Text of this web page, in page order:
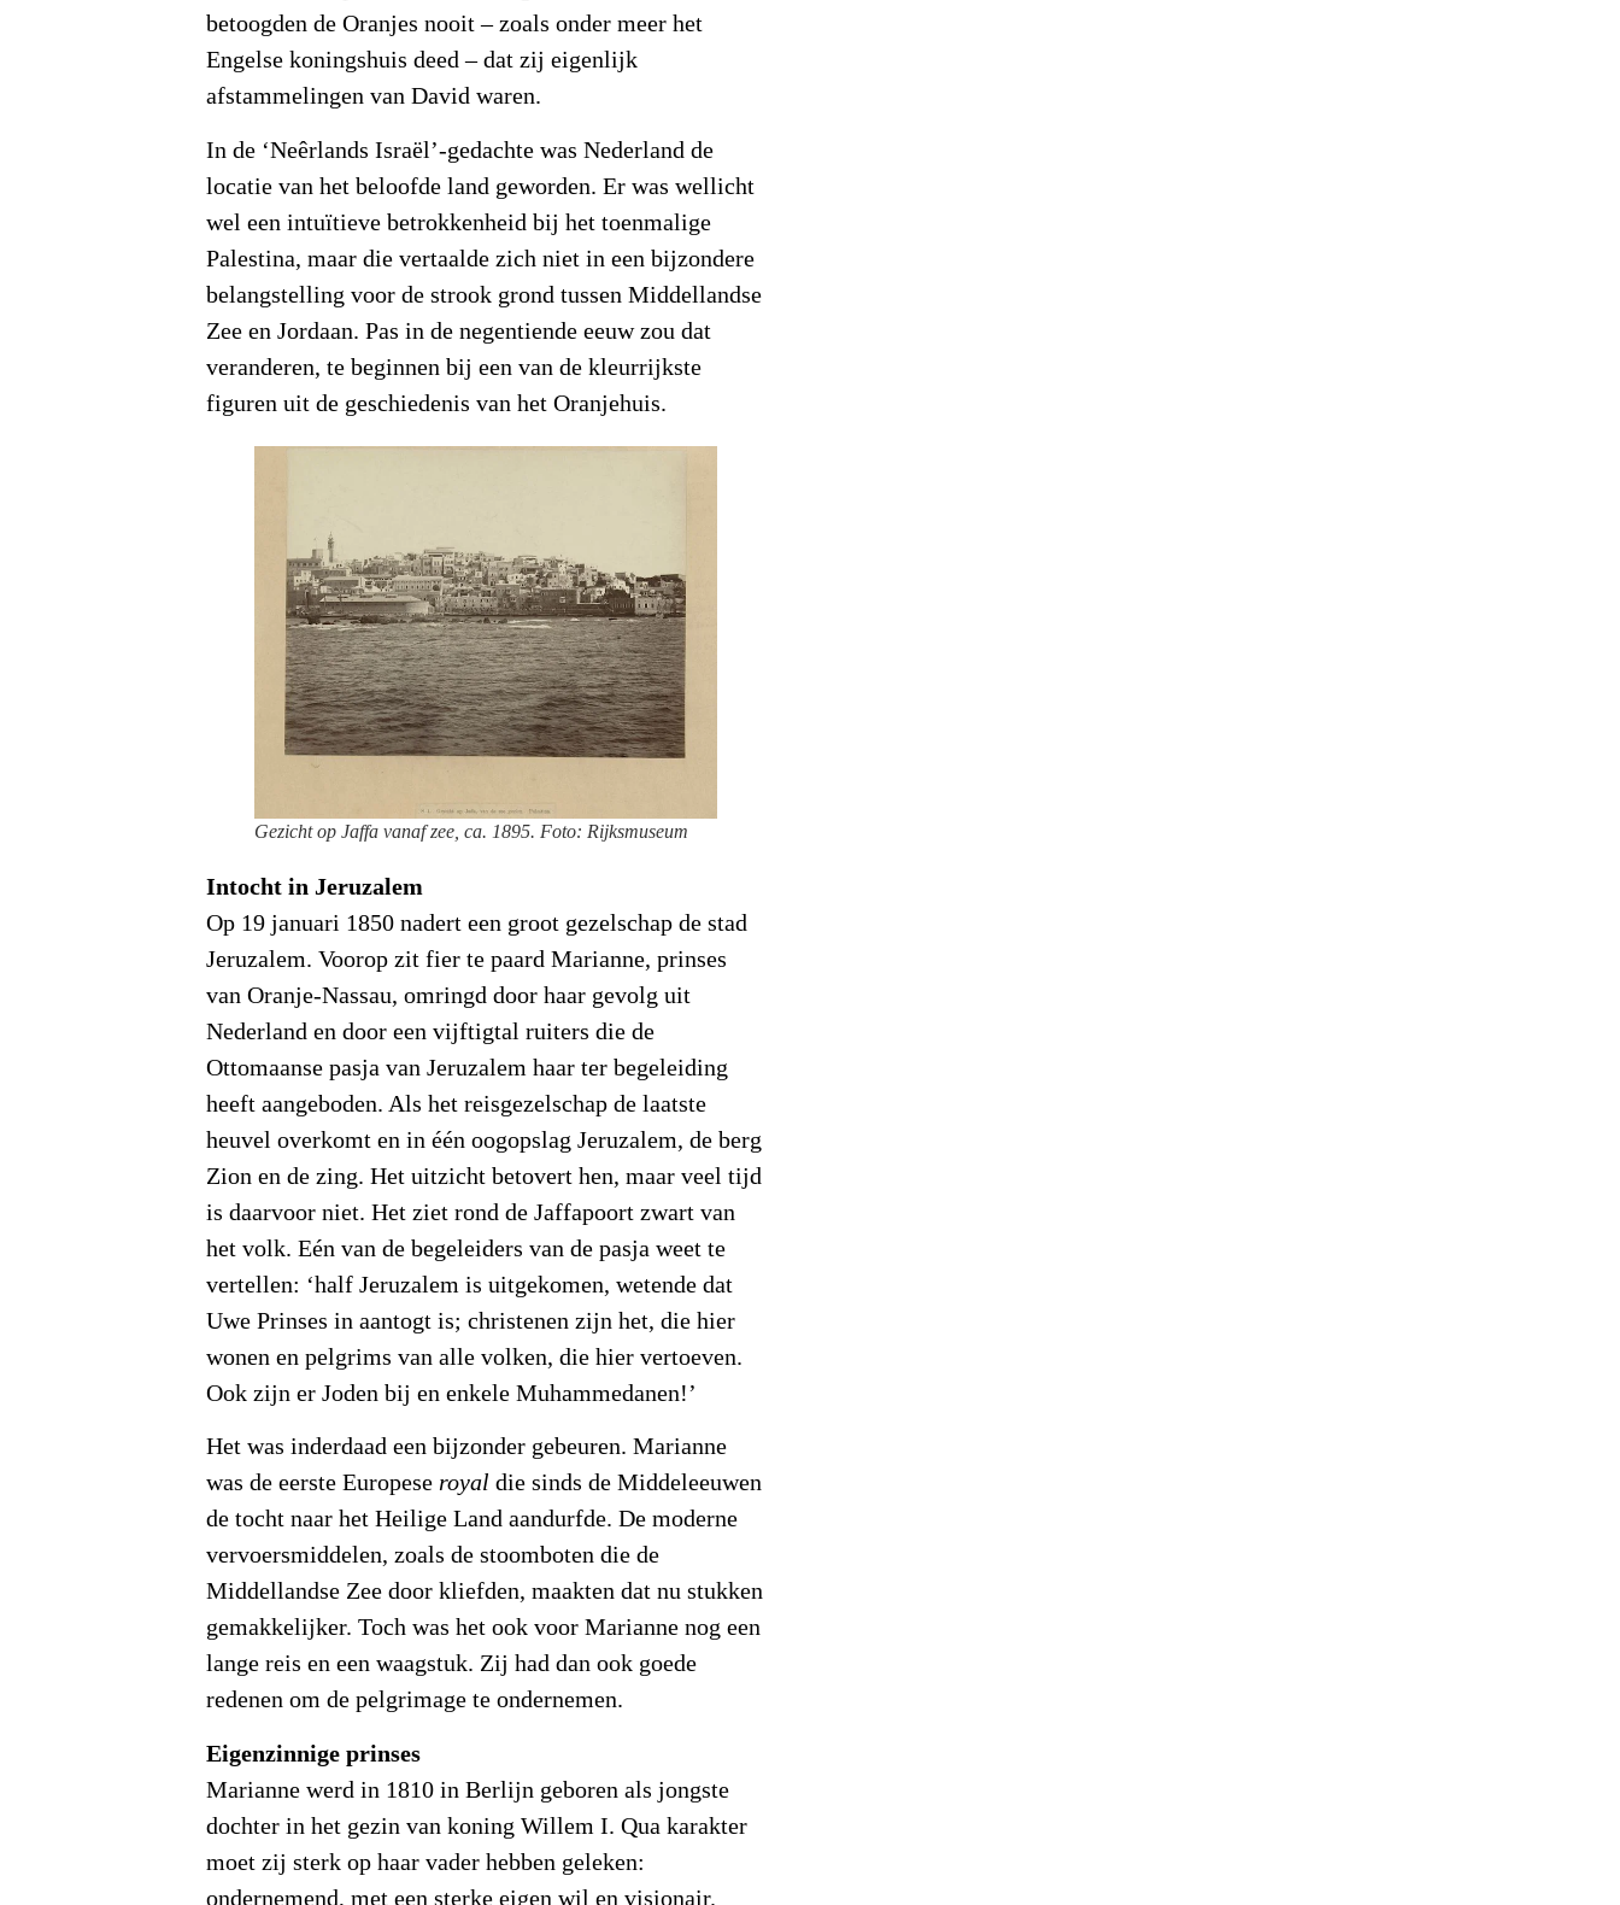
betoogden de Oranjes nooit – zoals onder meer het
Engelse koningshuis deed – dat zij eigenlijk
afstammelingen van David waren.
In de ‘Neêrlands Israël’-gedachte was Nederland de
locatie van het beloofde land geworden. Er was wellicht
wel een intuïtieve betrokkenheid bij het toenmalige
Palestina, maar die vertaalde zich niet in een bijzondere
belangstelling voor de strook grond tussen Middellandse
Zee en Jordaan. Pas in de negentiende eeuw zou dat
veranderen, te beginnen bij een van de kleurrijkste
figuren uit de geschiedenis van het Oranjehuis.
Gezicht op Jaffa vanaf zee, ca. 1895. Foto: Rijksmuseum
Intocht in Jeruzalem
Op 19 januari 1850 nadert een groot gezelschap de stad
Jeruzalem. Voorop zit fier te paard Marianne, prinses
van Oranje-Nassau, omringd door haar gevolg uit
Nederland en door een vijftigtal ruiters die de
Ottomaanse pasja van Jeruzalem haar ter begeleiding
heeft aangeboden. Als het reisgezelschap de laatste
heuvel overkomt en in één oogopslag Jeruzalem, de berg
Zion en de zing. Het uitzicht betovert hen, maar veel tijd
is daarvoor niet. Het ziet rond de Jaffapoort zwart van
het volk. Eén van de begeleiders van de pasja weet te
vertellen: ‘half Jeruzalem is uitgekomen, wetende dat
Uwe Prinses in aantogt is; christenen zijn het, die hier
wonen en pelgrims van alle volken, die hier vertoeven.
Ook zijn er Joden bij en enkele Muhammedanen!’
Het was inderdaad een bijzonder gebeuren. Marianne
was de eerste Europeseroyal die sinds de Middeleeuwen
de tocht naar het Heilige Land aandurfde. De moderne
vervoersmiddelen, zoals de stoomboten die de
Middellandse Zee door kliefden, maakten dat nu stukken
gemakkelijker. Toch was het ook voor Marianne nog een
lange reis en een waagstuk. Zij had dan ook goede
redenen om de pelgrimage te ondernemen.
Eigenzinnige prinses
Marianne werd in 1810 in Berlijn geboren als jongste
dochter in het gezin van koning Willem I. Qua karakter
moet zij sterk op haar vader hebben geleken:
ondernemend, met een sterke eigen wil en visionair.